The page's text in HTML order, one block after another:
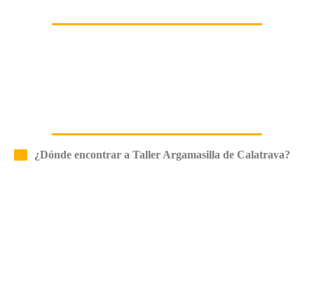
¿Dónde encontrar a Taller Argamasilla de Calatrava?